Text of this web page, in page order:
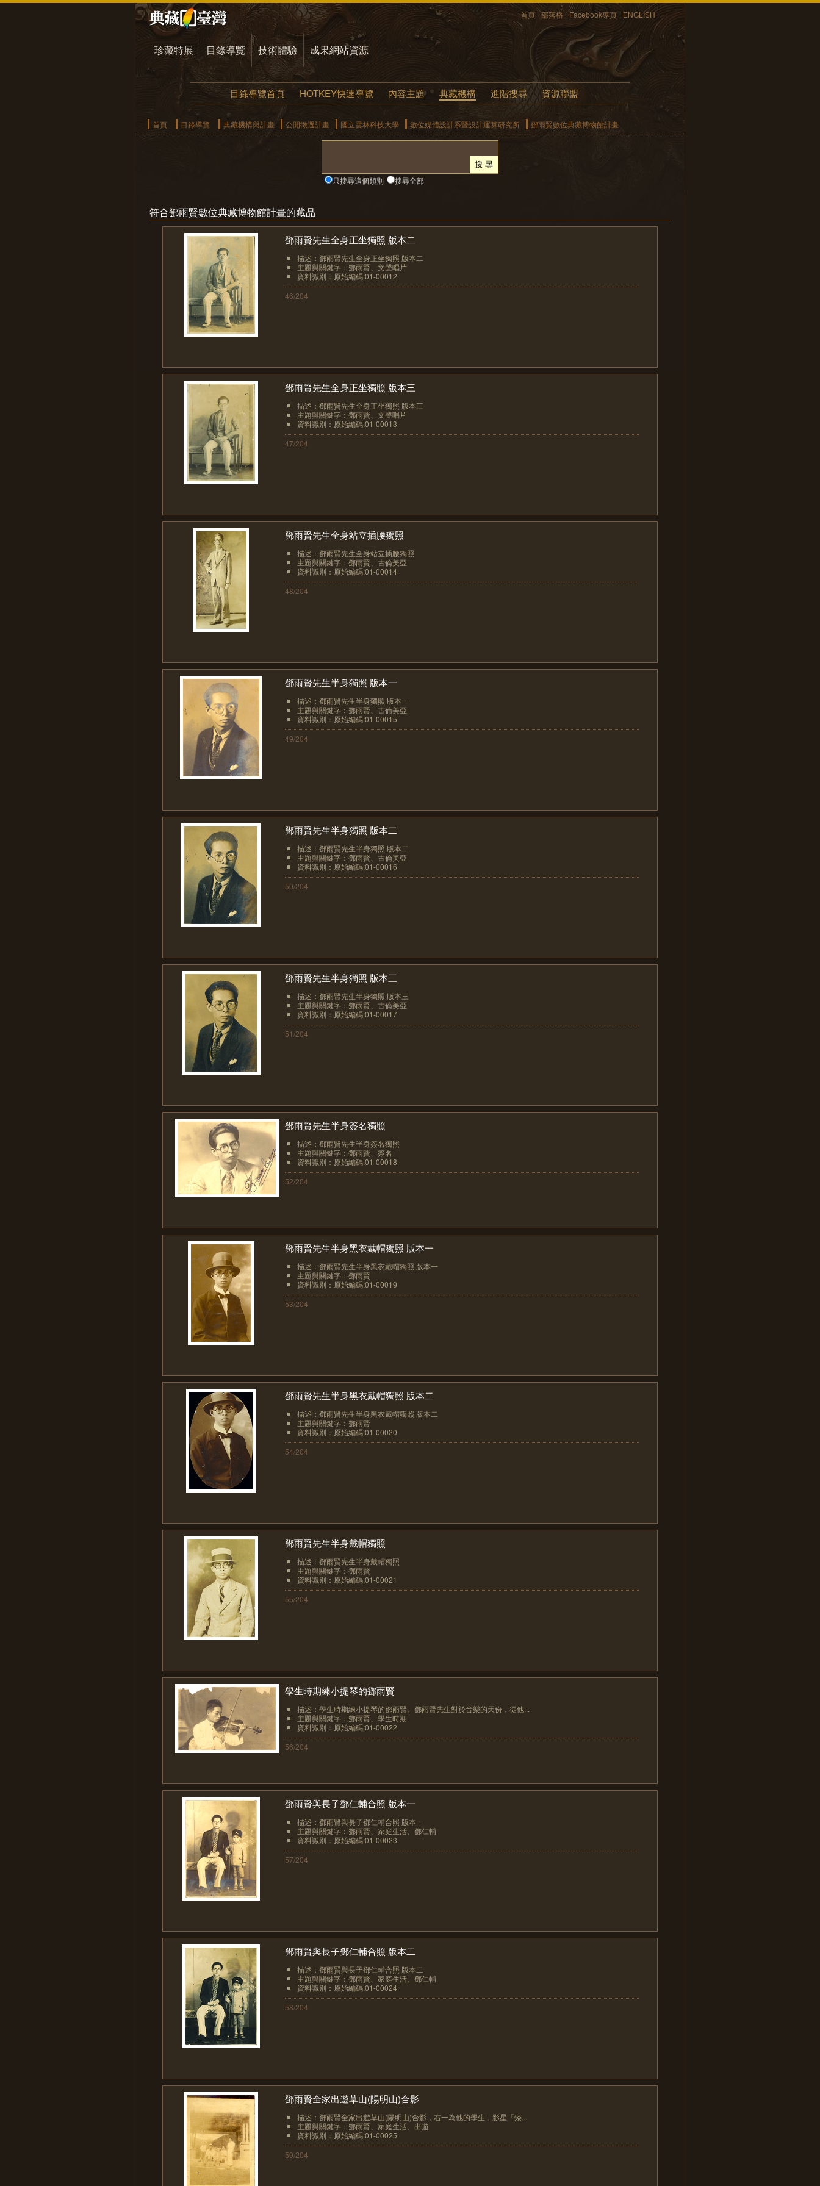
首頁 部落格 Facebook專頁 ENGLISH
珍藏特展 目錄導覽 技術體驗 成果網站資源
目錄導覽首頁 HOTKEY快速導覽 內容主題 典藏機構 進階搜尋 資源聯盟
首頁 目錄導覽 典藏機構與計畫 公開徵選計畫 國立雲林科技大學 數位媒體設計系暨設計運算研究所 鄧雨賢數位典藏博物館計畫
只搜尋這個類別 搜尋全部
符合鄧雨賢數位典藏博物館計畫的藏品
鄧雨賢先生全身正坐獨照 版本二
描述：鄧雨賢先生全身正坐獨照 版本二
主題與關鍵字：鄧雨賢、文聲唱片
資料識別：原始編碼:01-00012
46/204
鄧雨賢先生全身正坐獨照 版本三
描述：鄧雨賢先生全身正坐獨照 版本三
主題與關鍵字：鄧雨賢、文聲唱片
資料識別：原始編碼:01-00013
47/204
鄧雨賢先生全身站立插腰獨照
描述：鄧雨賢先生全身站立插腰獨照
主題與關鍵字：鄧雨賢、古倫美亞
資料識別：原始編碼:01-00014
48/204
鄧雨賢先生半身獨照 版本一
描述：鄧雨賢先生半身獨照 版本一
主題與關鍵字：鄧雨賢、古倫美亞
資料識別：原始編碼:01-00015
49/204
鄧雨賢先生半身獨照 版本二
描述：鄧雨賢先生半身獨照 版本二
主題與關鍵字：鄧雨賢、古倫美亞
資料識別：原始編碼:01-00016
50/204
鄧雨賢先生半身獨照 版本三
描述：鄧雨賢先生半身獨照 版本三
主題與關鍵字：鄧雨賢、古倫美亞
資料識別：原始編碼:01-00017
51/204
鄧雨賢先生半身簽名獨照
描述：鄧雨賢先生半身簽名獨照
主題與關鍵字：鄧雨賢、簽名
資料識別：原始編碼:01-00018
52/204
鄧雨賢先生半身黑衣戴帽獨照 版本一
描述：鄧雨賢先生半身黑衣戴帽獨照 版本一
主題與關鍵字：鄧雨賢
資料識別：原始編碼:01-00019
53/204
鄧雨賢先生半身黑衣戴帽獨照 版本二
描述：鄧雨賢先生半身黑衣戴帽獨照 版本二
主題與關鍵字：鄧雨賢
資料識別：原始編碼:01-00020
54/204
鄧雨賢先生半身戴帽獨照
描述：鄧雨賢先生半身戴帽獨照
主題與關鍵字：鄧雨賢
資料識別：原始編碼:01-00021
55/204
學生時期練小提琴的鄧雨賢
描述：學生時期練小提琴的鄧雨賢。鄧雨賢先生對於音樂的天份，從他...
主題與關鍵字：鄧雨賢、學生時期
資料識別：原始編碼:01-00022
56/204
鄧雨賢與長子鄧仁輔合照 版本一
描述：鄧雨賢與長子鄧仁輔合照 版本一
主題與關鍵字：鄧雨賢、家庭生活、鄧仁輔
資料識別：原始編碼:01-00023
57/204
鄧雨賢與長子鄧仁輔合照 版本二
描述：鄧雨賢與長子鄧仁輔合照 版本二
主題與關鍵字：鄧雨賢、家庭生活、鄧仁輔
資料識別：原始編碼:01-00024
58/204
鄧雨賢全家出遊草山(陽明山)合影
描述：鄧雨賢全家出遊草山(陽明山)合影，右一為他的學生，影星「矮...
主題與關鍵字：鄧雨賢、家庭生活、出遊
資料識別：原始編碼:01-00025
59/204